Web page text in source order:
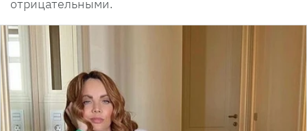
отрицательными.